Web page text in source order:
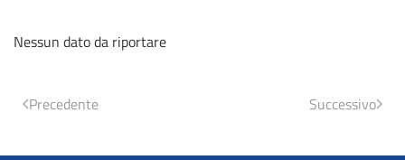
Nessun dato da riportare
Precedente Successivo